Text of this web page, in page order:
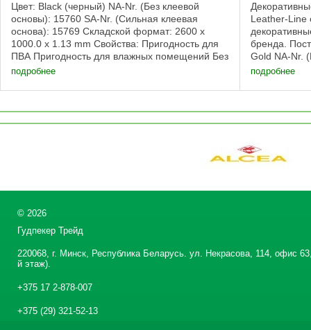
Цвет: Black (черный) NA-Nr. (Без клеевой
основы): 15760 SA-Nr. (Сильная клеевая
основа): 15769 Складской формат: 2600 x
1000.0 x 1.13 mm Свойства: Пригодность для
ПВА Пригодность для влажных помещений Без
клеевой основы, Сильная клеевая основа ...
подробнее
Leather-Line
бренда.
Gold NA-Nr.
(Сильная
подробнее
© 2026
Гудпекер Трейд
220068, г. Минск, Республика Беларусь. ул. Некрасова, 114, офис
й этаж).
+375 17 2-878-007
+375 (29) 321-52-13